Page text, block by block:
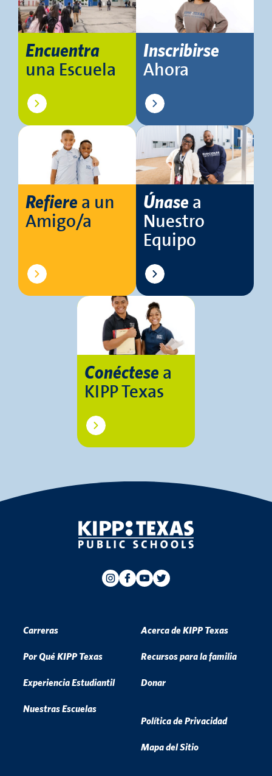
Encuentra
una Escuela
Inscribirse
Ahora
Refiere a un
Amigo/a
Únase a
Nuestro
Equipo
Conéctese a
KIPP Texas
Carreras
Por Qué KIPP Texas
Experiencia Estudiantil
Nuestras Escuelas
Acerca de KIPP Texas
Recursos para la familia
Donar
Política de Privacidad
Mapa del Sitio